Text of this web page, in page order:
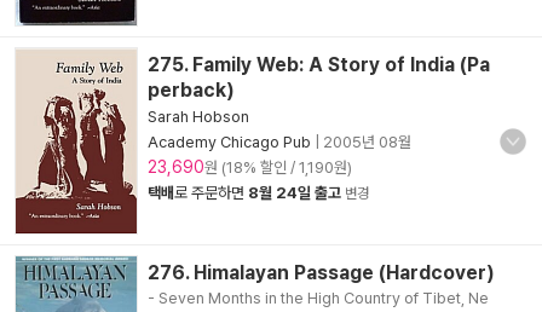
275. Family Web: A Story of India (Pa
perback)
Sarah Hobson
Academy Chicago Pub
2005년 08월
23,690원 (18% 할인 / 1,190원)
택배로 주문하면 8월 24일 출고 변경
276. Himalayan Passage (Hardcover)
- Seven Months in the High Country of Tibet, Ne